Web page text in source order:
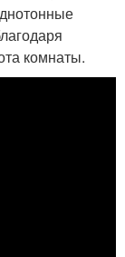
комнаты.